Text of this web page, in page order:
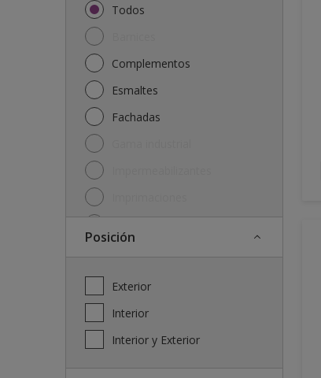
Todos
Complementos
Esmaltes
Fachadas
posición
Exterior
Interior
Interior y Exterior